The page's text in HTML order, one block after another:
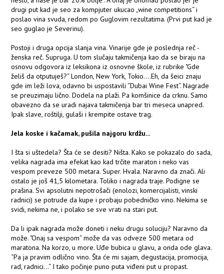
drugi put kad je seo za kompjuter ukucao „wine competitions“ i
poslao vina svuda, redom po Guglovim rezultatima. (Prvi put kad je
seo guglao je Severinu).
Postoji i druga opcija slanja vina. Vinarije gde je poslednja reč -
ženska reč. Supruga. U tom slučaju takmičenja kao da se biraju na
osnovu odgovora iz leksikona iz osnovne škole, iz rubrike "Gde
želiš da otputuješ?“ London, New York, Tokio....Eh, da šeici znaju
gde im leži lova, odavno bi uspostavili “Dubai Wine Fest“. Nagrade
se preuzimaju lično. Dodela na plaži. Pa komšinice da crknu. Samo
obavezno da se uradi najava takmičenja bar tri meseca unapred.
Ipak slave, roštilji, gulaši i krempite ostave trag.
Jela koske i kačamak, pušila najgoru krdžu...
I šta si uštedela? Šta će se desiti? Ništa. Kako se pokazalo do sada,
velika nagrada ima efekat kao kad trčite maraton i neko vas
vespom preveze 500 metara. Super. Hvala. Naravno da znači. Ali
ostalo je još 41,5 kilometara. Toliko i nagrada traje. Podigne se
prašina. Svi apsolutni nepotrošači (enolozi, komercijalisti, vinski
radnici) se potrude da kupe i probaju pobedničko vino. Nekima se
svidi, nekima ne, i polako se sve vrati na stari put.
Da li ipak nagrada može doneti i neku drugu soluciju? Naravno da
može. "Onaj sa vespom“ može da vas odveze 500 metara od
maratona. Na korzo, u more. Uđe bubica u glavu, a onda ode glava.
“Pa ja pravim odlično vino. Šta će mi sajam, degustacija, promocija,
rad, radnici...“ I tako počinje puno puta viđeni put u propast.